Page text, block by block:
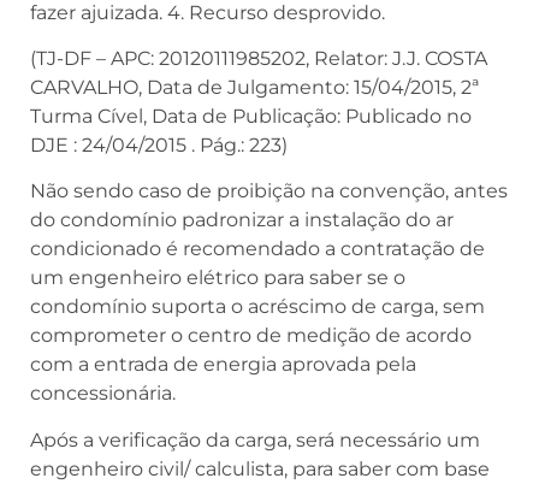
fazer ajuizada. 4. Recurso desprovido.
(TJ-DF – APC: 20120111985202, Relator: J.J. COSTA
CARVALHO, Data de Julgamento: 15/04/2015, 2ª
Turma Cível, Data de Publicação: Publicado no
DJE : 24/04/2015 . Pág.: 223)
Não sendo caso de proibição na convenção, antes
do condomínio padronizar a instalação do ar
condicionado é recomendado a contratação de
um engenheiro elétrico para saber se o
condomínio suporta o acréscimo de carga, sem
comprometer o centro de medição de acordo
com a entrada de energia aprovada pela
concessionária.
Após a verificação da carga, será necessário um
engenheiro civil/ calculista, para saber com base